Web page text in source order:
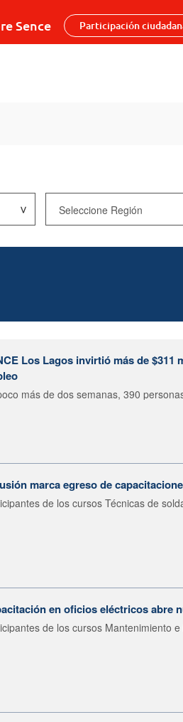
Sence Participación
Los Lagos invirtió más de $311
más de dos semanas, 390
marca egreso de
de los cursos Técnicas de
en oficios eléctricos abre
de los cursos Mantenimiento